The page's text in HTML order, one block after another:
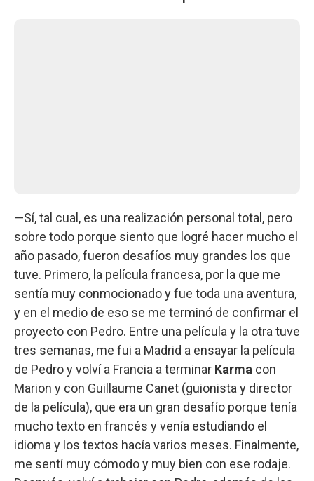
—Sí, tal cual, es una realización personal total, pero
sobre todo porque siento que logré hacer mucho el
año pasado, fueron desafíos muy grandes los que
tuve. Primero, la película francesa, por la que me
sentía muy conmocionado y fue toda una aventura,
y en el medio de eso se me terminó de confirmar el
proyecto con Pedro. Entre una película y la otra tuve
tres semanas, me fui a Madrid a ensayar la película
de Pedro y volví a Francia a terminar Karma con
Marion y con Guillaume Canet (guionista y director
de la película), que era un gran desafío porque tenía
mucho texto en francés y venía estudiando el
idioma y los textos hacía varios meses. Finalmente,
me sentí muy cómodo y muy bien con ese rodaje.